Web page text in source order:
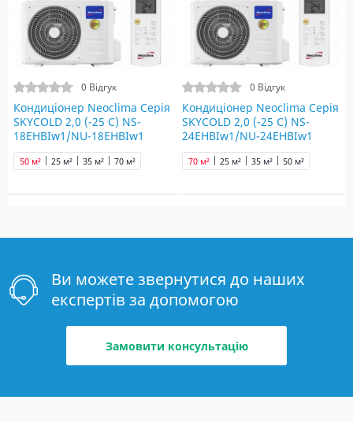
0 Відгук
Кондиціонер Neoclima Серія
SKYCOLD 2,0 (-25 C) NS-
18EHBIw1/NU-18EHBIw1
25 м² 35 м²
50 м² 70 м²
0 Відгук
Кондиціонер Neoclima Серія
SKYCOLD 2,0 (-25 C) NS-
24EHBIw1/NU-24EHBIw1
25 м² 35 м² 50 м²
70 м²
Ви можете звернутися до наших
експертів за допомогою
Замовити консультацію